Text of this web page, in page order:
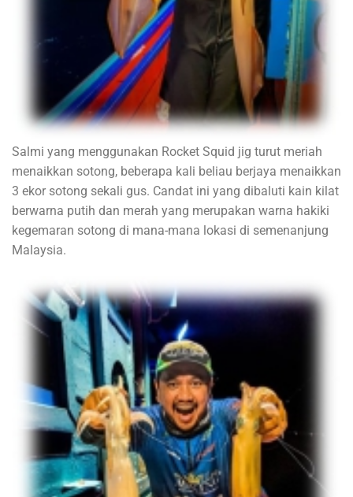
Salmi yang menggunakan Rocket Squid jig turut meriah
menaikkan sotong, beberapa kali beliau berjaya menaikkan
3 ekor sotong sekali gus. Candat ini yang dibaluti kain kilat
berwarna putih dan merah yang merupakan warna hakiki
kegemaran sotong di mana-mana lokasi di semenanjung
Malaysia.